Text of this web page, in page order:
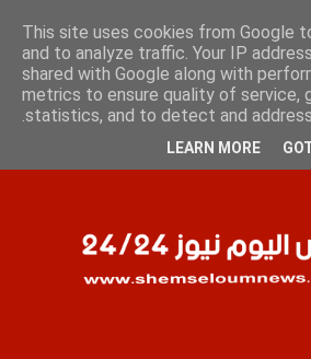
7 أغسطس 2026
This site uses cookies from Google
and to analyze traffic. Your IP
shared with Google along with
metrics to ensure quality of service,
statistics, and to detect and address
LEARN MORE